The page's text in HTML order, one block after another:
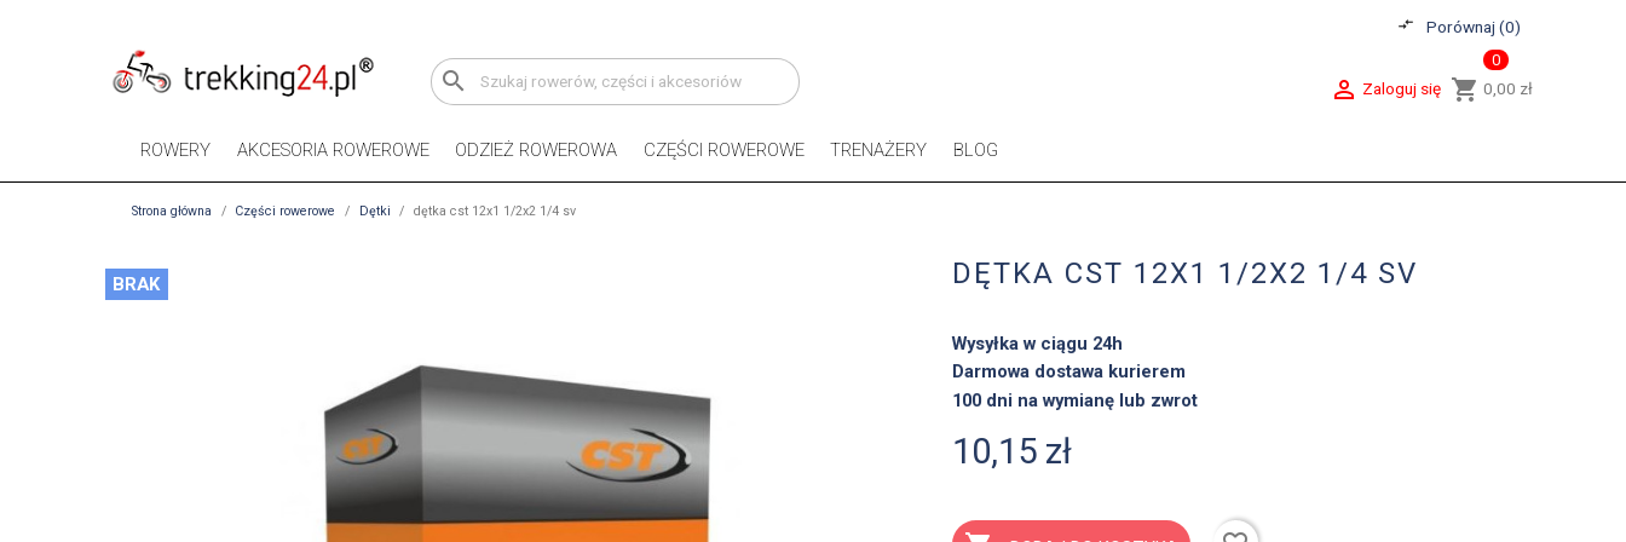
compare_arrows Porównaj (0)
search shopping_cart
0
0,00 zł
 Zaloguj się
ROWERY AKCESORIA ROWEROWE ODZIEŻ ROWEROWA CZĘŚCI ROWEROWE TRENAŻERY BLOG
Strona główna Części rowerowe Dętki dętka cst 12x1 1/2x2 1/4 sv
BRAK DĘTKA CST 12X1 1/2X2 1/4 SV
Wysyłka w ciągu 24h
Darmowa dostawa kurierem
100 dni na wymianę lub zwrot
10,15 zł